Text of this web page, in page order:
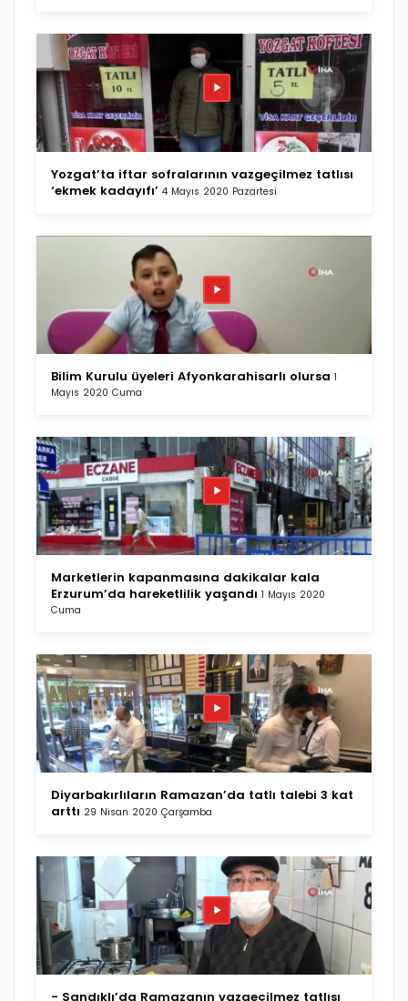
Yozgat’ta iftar sofralarının vazgeçilmez tatlısı
‘ekmek kadayıfı’ 4 Mayıs 2020 Pazartesi
Bilim Kurulu üyeleri Afyonkarahisarlı olursa 1
Mayıs 2020 Cuma
Marketlerin kapanmasına dakikalar kala
Erzurum’da hareketlilik yaşandı 1 Mayıs 2020
Cuma
Diyarbakırlıların Ramazan’da tatlı talebi 3 kat
arttı 29 Nisan 2020 Çarşamba
- Sandıklı’da Ramazanın vazgeçilmez tatlısı